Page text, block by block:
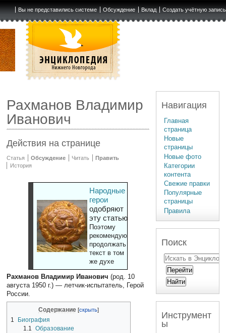
Вы не представились системе Обсуждение Вклад Создать учётную запись
Рахманов Владимир
Иванович
Действия на странице
Статья Обсуждение Читать
Править
История
Народные
герои
одобряют
эту статью
Поэтому
рекомендуют
продолжать
текст в том
же духе
Рахманов Владимир Иванович (род. 10
августа 1950 г.) — летчик-испытатель, Герой
России.
Содержание
1
Биография
1.1 Образование
Навигация
Главная
страница
Новые
страницы
Новые фото
Категории
контента
Свежие правки
Популярные
страницы
Правила
Поиск
Инструмент
ы